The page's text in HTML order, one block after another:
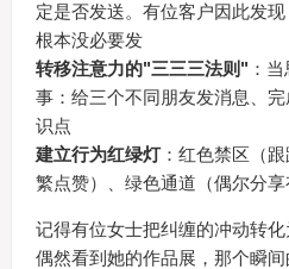
定是否发送。有位客户因此发
根本没必要发
转移注意力的"三三三法则" ：
事：给三个不同朋友发消息、
识点
建立行为红绿灯：红色禁区（
繁点赞）、绿色通道（偶尔分享
记得有位女士把纠缠的冲动转
偶然看到她的作品展，那个瞬